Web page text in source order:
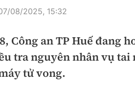
Đường
toàn giao thông
thông 24h
08/2025, 15:32
Công an TP Huế đang
tra nguyên nhân vụ tai
tử vong.